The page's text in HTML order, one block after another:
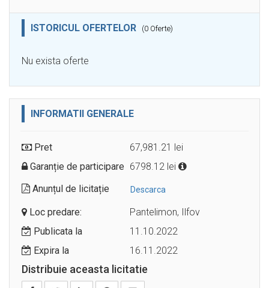
ISTORICUL OFERTELOR (0 Oferte)
Nu exista oferte
INFORMATII GENERALE
Pret
67,981.21 lei
Garanție de participare 6798.12 lei
Anunțul de licitație
Descarca
Loc predare:
Pantelimon, Ilfov
Publicata la
11.10.2022
Expira la
16.11.2022
Distribuie aceasta licitatie